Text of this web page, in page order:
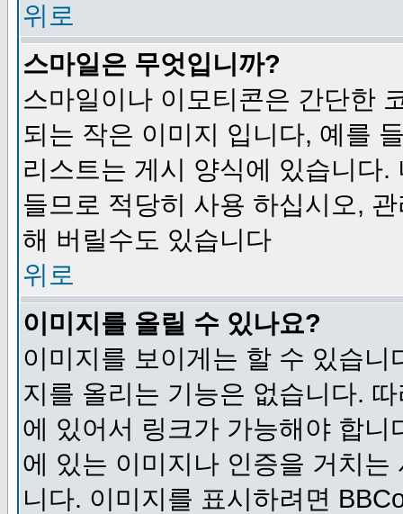
위로
스마일은 무엇입니까?
스마일이나 이모티콘은 간단한
되는 작은 이미지 입니다, 예를
리스트는 게시 양식에 있습니다
들므로 적당히 사용 하십시오,
해 버릴수도 있습니다
위로
이미지를 올릴 수 있나요?
이미지를 보이게는 할 수 있습
지를 올리는 기능은 없습니다.
에 있어서 링크가 가능해야 합
에 있는 이미지나 인증을 거치
니다. 이미지를 표시하려면